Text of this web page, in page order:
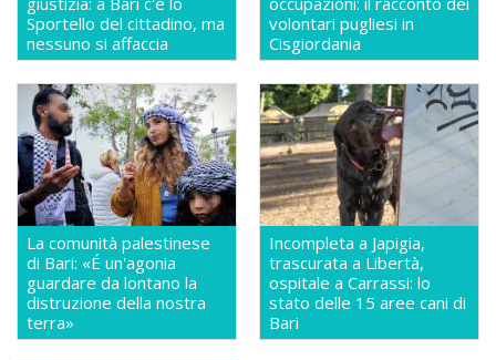
Sportello del cittadino, ma
nessuno si affaccia
volontari pugliesi in
Cisgiordania
La comunità palestinese
di Bari: «É un'agonia
guardare da lontano la
distruzione della nostra
terra»
Incompleta a Japigia,
trascurata a Libertà,
ospitale a Carrassi: lo
stato delle 15 aree cani di
Bari